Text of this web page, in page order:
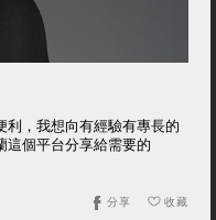
利，我想向有經驗有專長的
這個平台分享給需要的
收藏
分享